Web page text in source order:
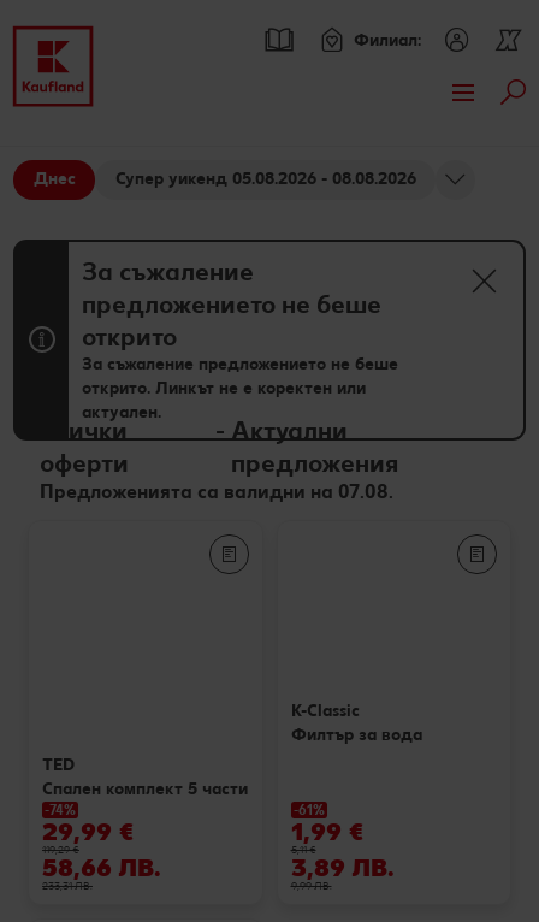
Премини към
Sticky side bar
Филиал:
Всички оферти
Допълнителни предложения
Брошури
Спестявай с XTRA партньорски отстъпки
XTRA купони
Kaufland Scan
Пазарувай в Kaufland и можеш да спечелиш JBL
награди
Асортимент
Нашите марки
Други марки
Свежест и качество
Лексикон на свежестта
Рецепти
Търсене на рецепта
Кулинарни теми
Моят Kaufland
Игри
Онлайн списание
Днес Супер уикенд 05.08.2026 - 08.08.2026
За съжаление
предложението не беше
открито
За съжаление предложението не беше
открито. Линкът не е коректен или
актуален.
Всички
оферти
- Актуални
предложения
Предложенията са валидни на 07.08.
TED
Спален комплект 5 части
-74%
29,99 €
119,29 €
58,66 ЛВ.
233,31 ЛВ.
K-Classic
Филтър за вода
-61%
1,99 €
5,11 €
3,89 ЛВ.
9,99 ЛВ.